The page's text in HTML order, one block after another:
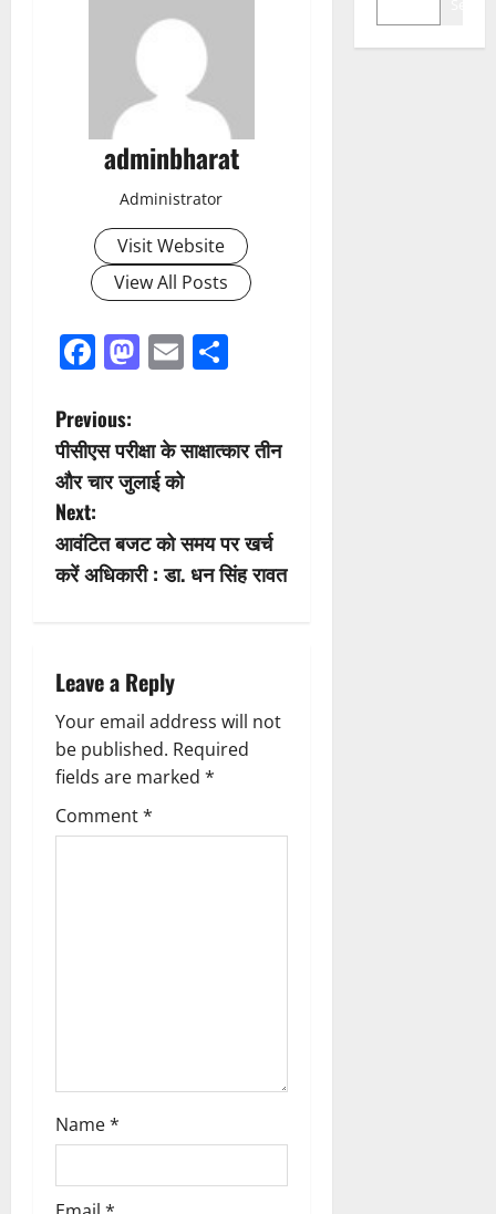
adminbharat
Administrator
Visit Website
View All Posts
Facebook
Mastodon
Email
P
o
s
t
v
i
g
a
Previous:
पीसीएस परीक्षा के साक्षात्कार तीन
और चार जुलाई को
Next:
आवंटित बजट को समय पर खर्च
करें अधिकारी : डा. धन सिंह रावत
Leave a Reply
Your email address will not
be published. Required
fields are marked *
Comment*
Name*